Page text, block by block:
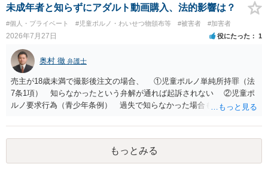
訟提起を選択すれば訴訟の中で解決がなされる流れが通常です。
未成年者と知らずにアダルト動画購入、法的影響は？
#個人・プライベート #児童ポルノ・わいせつ物頒布等 #被害者 #加害者
2026年7月27日 役にたった 1
奥村 徹 弁護士
売主が18歳未満で撮影後注文の場合、 ①児童ポルノ単純所持罪（法
7条1項） 知らなかったという弁解が通れば起訴されない ②児童ポ
ルノ要求行為（青少年条例） 過失で知らなかった場合も処罰される
ることになります。 対応としては、福祉犯罪に詳しい弁護士に相談
した上で 相手方の地域も知らない・年齢も知らなかったという弁
解 もう消したので持ってない という弁解を用意して、警察相談を
検討してください。
もっとみる